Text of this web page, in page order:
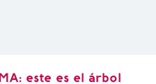
este es el árbol